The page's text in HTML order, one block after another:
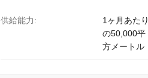
供給能力:
1ヶ月あたり
の50,000平
方メートル